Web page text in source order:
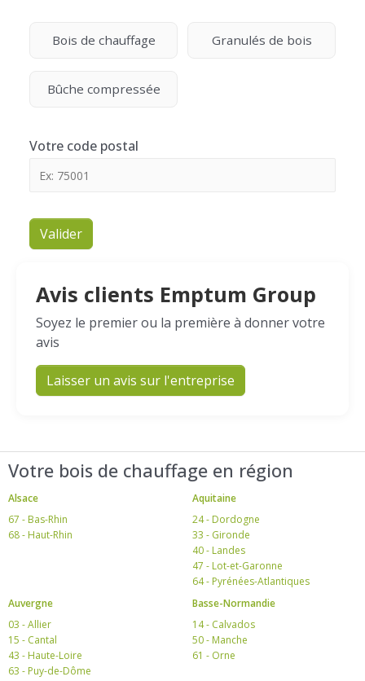
Bois de chauffage Granulés de bois
Bûche compressée
Votre code postal
Valider
Avis clients Emptum Group
Soyez le premier ou la première à donner votre
avis
Laisser un avis sur l'entreprise
Votre bois de chauffage en région
Alsace
67 - Bas-Rhin
68 - Haut-Rhin
Aquitaine
24 - Dordogne
33 - Gironde
40 - Landes
47 - Lot-et-Garonne
64 - Pyrénées-Atlantiques
Auvergne
03 - Allier
15 - Cantal
43 - Haute-Loire
63 - Puy-de-Dôme
Basse-Normandie
14 - Calvados
50 - Manche
61 - Orne